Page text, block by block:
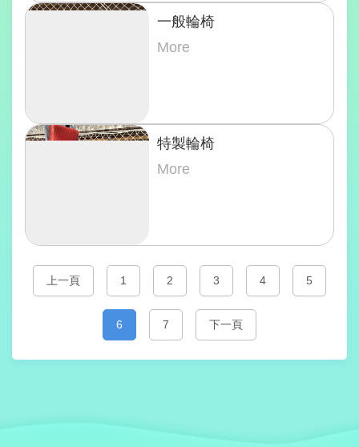
一般輪椅
More
特製輪椅
More
上一頁 1 2 3 4 5
6 7 下一頁